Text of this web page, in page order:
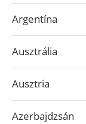
Argentína
Ausztrália
Ausztria
Azerbajdzsán